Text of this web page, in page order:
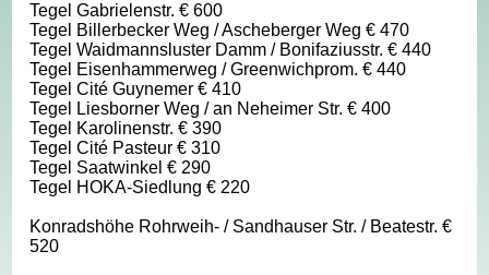
Tegel Gabrielenstr. € 600
Tegel Billerbecker Weg / Ascheberger Weg € 470
Tegel Waidmannsluster Damm / Bonifaziusstr. € 440
Tegel Eisenhammerweg / Greenwichprom. € 440
Tegel Cité Guynemer € 410
Tegel Liesborner Weg / an Neheimer Str. € 400
Tegel Karolinenstr. € 390
Tegel Cité Pasteur € 310
Tegel Saatwinkel € 290
Tegel HOKA-Siedlung € 220
Konradshöhe Rohrweih- / Sandhauser Str. / Beatestr. €
520